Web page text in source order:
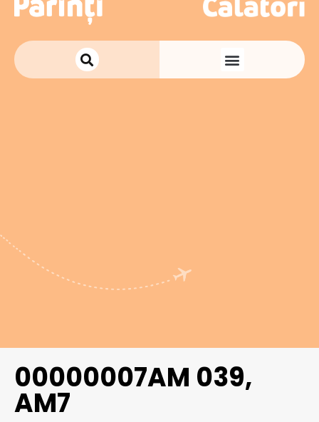
00000007AM 039,
AM7